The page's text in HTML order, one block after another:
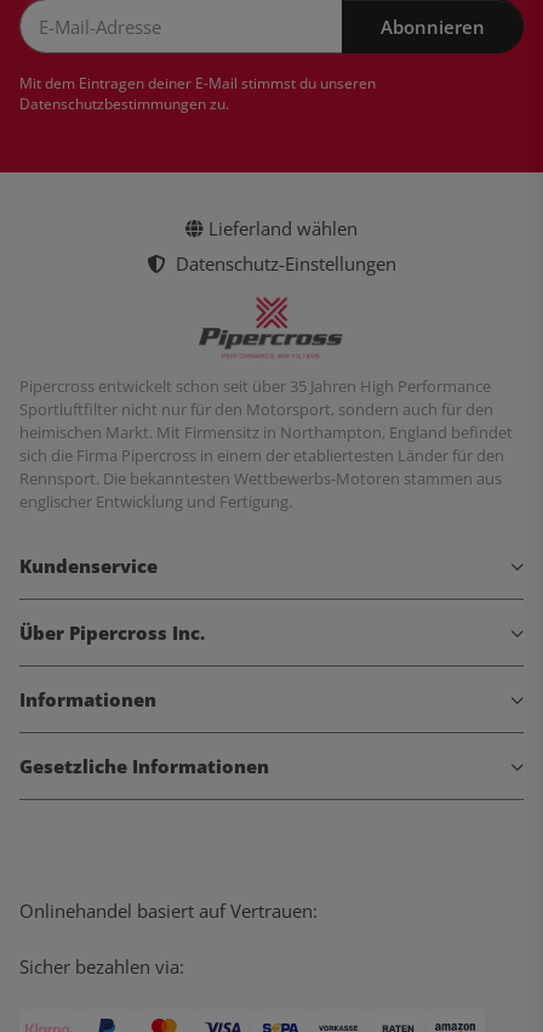
Abonnieren
Mit dem Eintragen deiner E-Mail stimmst du unseren
Datenschutzbestimmungenzu.
Lieferland wählen
Datenschutz-Einstellungen
Pipercross entwickelt schon seit über 35 Jahren High Performance
Sportluftfilter nicht nur für den Motorsport, sondern auch für den
heimischen Markt. Mit Firmensitz in Northampton, England befindet
sich die Firma Pipercross in einem der etabliertesten Länder für den
Rennsport. Die bekanntesten Wettbewerbs-Motoren stammen aus
englischer Entwicklung und Fertigung.
Kundenservice
Über Pipercross Inc.
Informationen
Gesetzliche Informationen
Onlinehandel basiert auf Vertrauen:
Sicher bezahlen via: